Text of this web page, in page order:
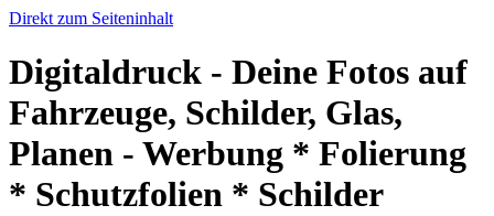
Direkt zum Seiteninhalt
Digitaldruck - Deine Fotos auf
Fahrzeuge, Schilder, Glas,
Planen - Werbung * Folierung
* Schutzfolien * Schilder